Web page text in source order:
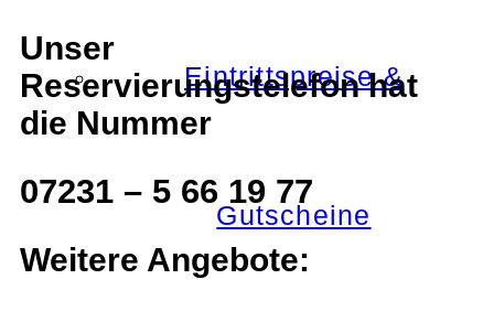
Eintrittspreise &
Gutscheine
Unser
Reservierungstelefon hat
die Nummer
07231 – 5 66 19 77
Weitere Angebote: